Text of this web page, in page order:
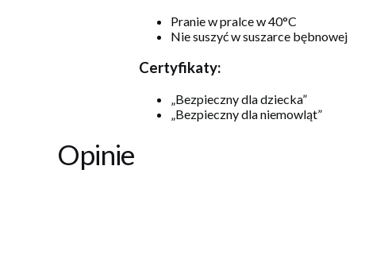
Pranie w pralce w 40°C
Nie suszyć w suszarce bębnowej
Certyfikaty:
„Bezpieczny dla dziecka”
„Bezpieczny dla niemowląt”
Opinie